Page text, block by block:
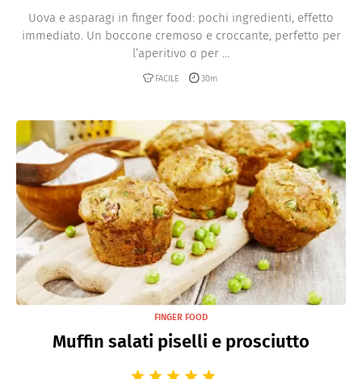
Uova e asparagi in finger food: pochi ingredienti, effetto
immediato. Un boccone cremoso e croccante, perfetto per
l’aperitivo o per ...
FACILE 30m
FINGER FOOD
Muffin salati piselli e prosciutto